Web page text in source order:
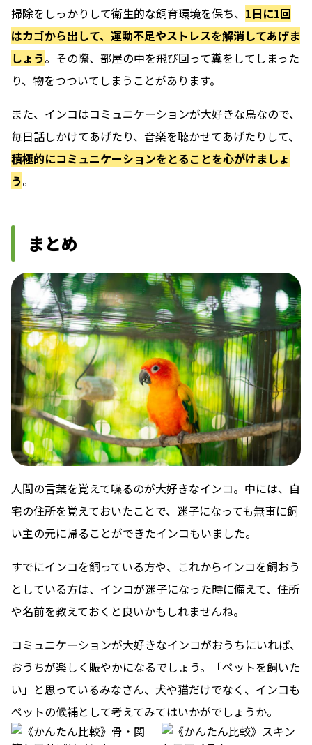
掃除をしっかりして衛生的な飼育環境を保ち、 1日に1回
はカゴから出して、運動不足やストレスを解消してあげま
しょう。その際、部屋の中を飛び回って糞をしてしまった
り、物をつついてしまうことがあります。
また、インコはコミュニケーションが大好きな鳥なので、
毎日話しかけてあげたり、音楽を聴かせてあげたりして、
積極的にコミュニケーションをとることを心がけましょ
う。
まとめ
人間の言葉を覚えて喋るのが大好きなインコ。中には、自
宅の住所を覚えておいたことで、迷子になっても無事に飼
い主の元に帰ることができたインコもいました。
すでにインコを飼っている方や、これからインコを飼おう
としている方は、インコが迷子になった時に備えて、住所
や名前を教えておくと良いかもしれませんね。
コミュニケーションが大好きなインコがおうちにいれば、
おうちが楽しく賑やかになるでしょう。「ペットを飼いた
い」と思っているみなさん、犬や猫だけでなく、インコも
ペットの候補として考えてみてはいかがでしょうか。